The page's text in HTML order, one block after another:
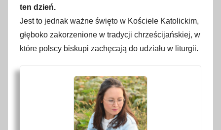
ten dzień.
Jest to jednak ważne święto w Kościele Katolickim,
głęboko zakorzenione w tradycji chrześcijańskiej, w
które polscy biskupi zachęcają do udziału w liturgii.